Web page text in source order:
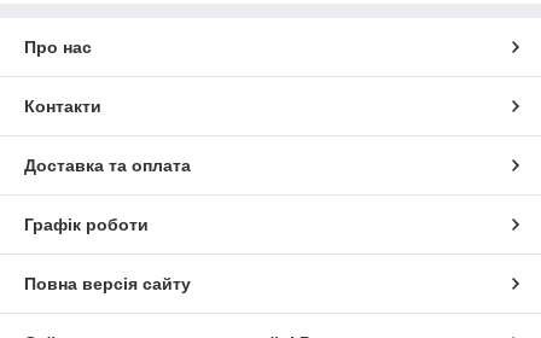
Про нас
Контакти
Доставка та оплата
Графік роботи
Повна версія сайту